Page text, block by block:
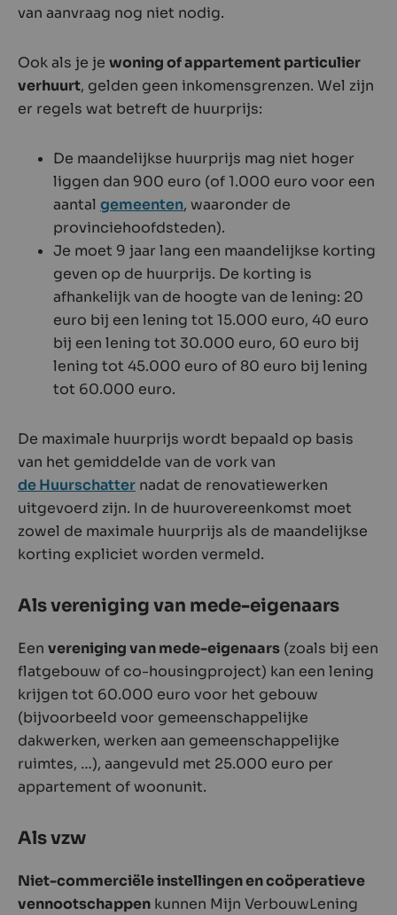
van aanvraag nog niet nodig.
Ook als je je woning of appartement particulier
verhuurt, gelden geen inkomensgrenzen. Wel zijn
er regels wat betreft de huurprijs:
De maandelijkse huurprijs mag niet hoger
liggen dan 900 euro (of 1.000 euro voor een
aantal gemeenten, waaronder de
provinciehoofdsteden).
Je moet 9 jaar lang een maandelijkse korting
geven op de huurprijs. De korting is
afhankelijk van de hoogte van de lening: 20
euro bij een lening tot 15.000 euro, 40 euro
bij een lening tot 30.000 euro, 60 euro bij
lening tot 45.000 euro of 80 euro bij lening
tot 60.000 euro.
De maximale huurprijs wordt bepaald op basis
van het gemiddelde van de vork van
de Huurschatter nadat de renovatiewerken
uitgevoerd zijn. In de huurovereenkomst moet
zowel de maximale huurprijs als de maandelijkse
korting expliciet worden vermeld.
Als vereniging van mede-eigenaars
Een vereniging van mede-eigenaars (zoals bij een
flatgebouw of co-housingproject) kan een lening
krijgen tot 60.000 euro voor het gebouw
(bijvoorbeeld voor gemeenschappelijke
dakwerken, werken aan gemeenschappelijke
ruimtes, …), aangevuld met 25.000 euro per
appartement of woonunit.
Als vzw
Niet-commerciële instellingen en coöperatieve
vennootschappen kunnen Mijn VerbouwLening